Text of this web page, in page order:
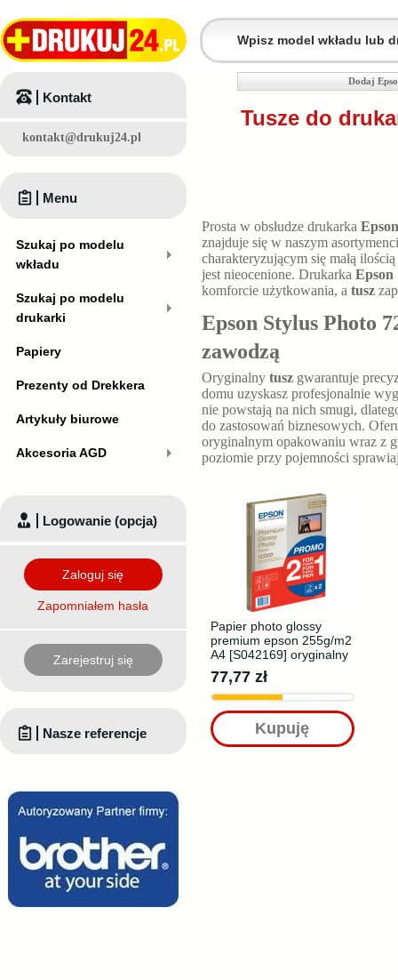
Dodaj
Tusze do
Prosta w obsłudze drukarka
znajduje się w naszym
charakteryzującym się małą
jest nieocenione. Drukarka Epson
komforcie użytkowania, a tusz
Epson Stylus Photo
zawodzą
Oryginalny tusz gwarantuje
domu uzyskasz profesjonalnie
nie powstają na nich smugi,
do zastosowań biznesowych.
oryginalnym opakowaniu wraz z
poziomie przy pojemności
Papier photo glossy
premium epson 255g/m2
A4 [S042169] oryginalny
77,77 zł
Kupuję
Kontakt
kontakt@drukuj24.pl
Menu
Szukaj po modelu
wkładu
Szukaj po modelu
drukarki
Papiery
Prezenty od Drekkera
Artykuły biurowe
Akcesoria AGD
Logowanie (opcja)
Zaloguj się
Zapomniałem hasła
Zarejestruj się
Nasze referencje